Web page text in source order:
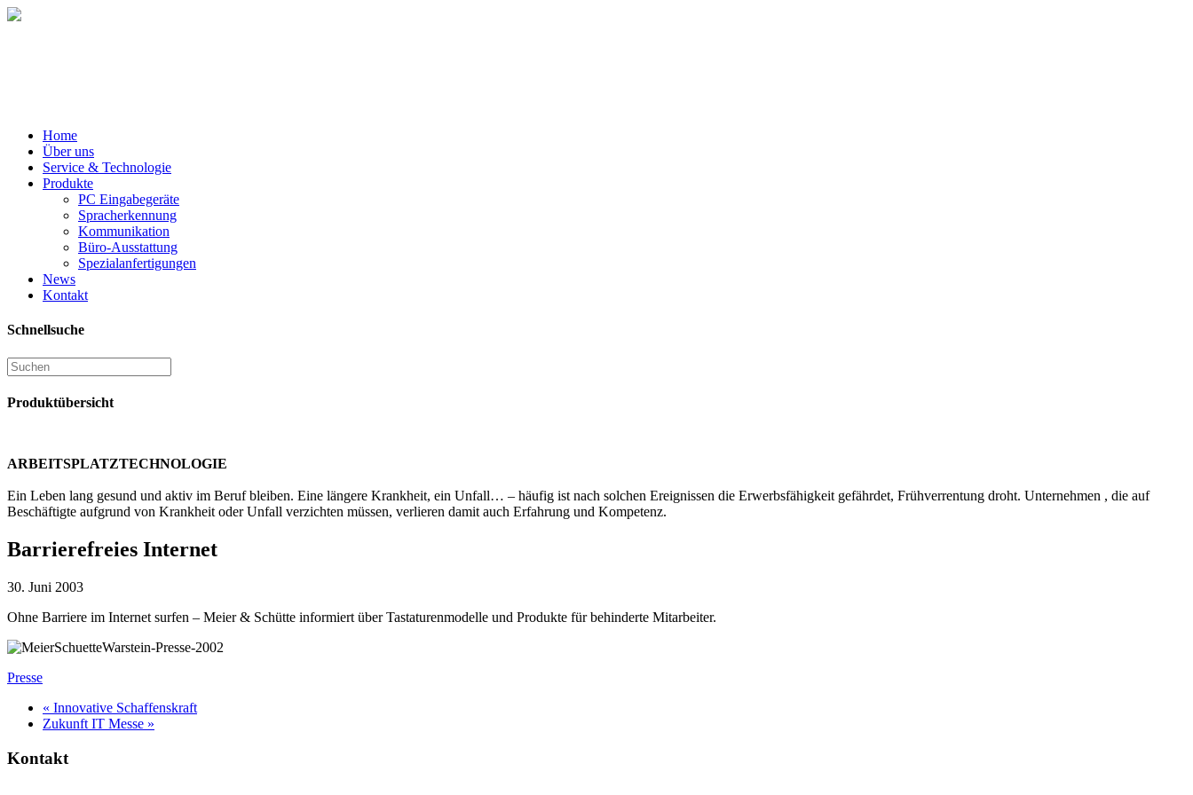
Home
Über uns
Service & Technologie
Produkte
PC Eingabegeräte
Spracherkennung
Kommunikation
Büro-Ausstattung
Spezialanfertigungen
News
Kontakt
Schnellsuche
Produktübersicht
ARBEITSPLATZTECHNOLOGIE
Ein Leben lang gesund und aktiv im Beruf bleiben. Eine längere Krankheit, ein Unfall… – häufig ist nach solchen Ereignissen die Erwerbsfähigkeit gefährdet, Frühverrentung droht. Unternehmen , die auf
Beschäftigte aufgrund von Krankheit oder Unfall verzichten müssen, verlieren damit auch Erfahrung und Kompetenz.
Barrierefreies Internet
30. Juni 2003
Ohne Barriere im Internet surfen – Meier & Schütte informiert über Tastaturenmodelle und Produkte für behinderte Mitarbeiter.
Presse
« Innovative Schaffenskraft
Zukunft IT Messe »
Kontakt